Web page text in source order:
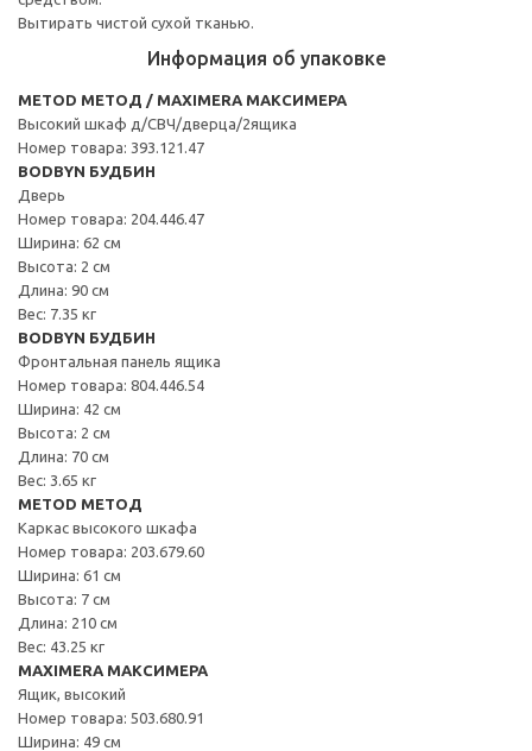
Вытирать чистой сухой тканью.
Информация об упаковке
METOD МЕТОД / MAXIMERA МАКСИМЕРА
Высокий шкаф д/СВЧ/дверца/2ящика
Номер товара: 393.121.47
BODBYN БУДБИН
Дверь
Номер товара: 204.446.47
Ширина: 62 см
Высота: 2 см
Длина: 90 см
Вес: 7.35 кг
BODBYN БУДБИН
Фронтальная панель ящика
Номер товара: 804.446.54
Ширина: 42 см
Высота: 2 см
Длина: 70 см
Вес: 3.65 кг
METOD МЕТОД
Каркас высокого шкафа
Номер товара: 203.679.60
Ширина: 61 см
Высота: 7 см
Длина: 210 см
Вес: 43.25 кг
MAXIMERA МАКСИМЕРА
Ящик, высокий
Номер товара: 503.680.91
Ширина: 49 см